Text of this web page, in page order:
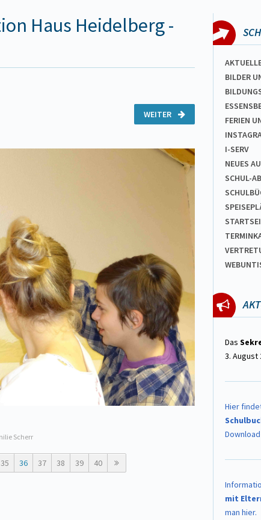
Haus Heidelberg -
WEITER
Scherr
35 36 37 38 39 40
BILDER
FERIEN
I-SERV
NEUES
SCHUL-
Das
3. August
Hier
Download
mit
man hier.